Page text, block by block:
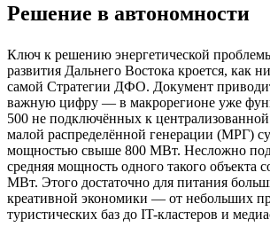
Решение в автономности
Ключ к решению энергетической
развития Дальнего Востока кроется, как
самой Стратегии ДФО. Документ
важную цифру — в макрорегионе уже
500 не подключённых к централизованной
малой распределённой генерации (МРГ)
мощностью свыше 800 МВт. Несложно
средняя мощность одного такого объекта
МВт. Этого достаточно для питания
креативной экономики — от небольших
туристических баз до IT-кластеров и